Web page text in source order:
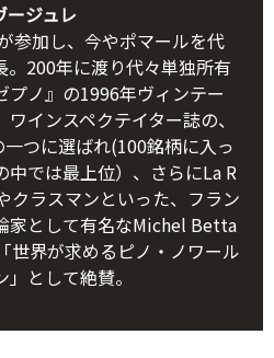
ージュレ
参加し、今やポマールを代
。200年に渡り代々単独所有
プノ』の1996年ヴィンテー
インスペクテイター誌の、
つに選ばれ(100銘柄に入っ
中では最上位）、さらにLa R
クラスマンといった、フラン
家として有名なMichel Betta
世界が求めるピノ・ノワール
として絶賛。